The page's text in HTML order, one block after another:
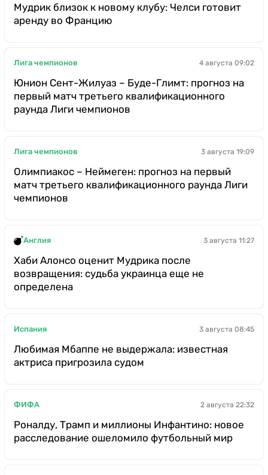
Мудрик близок к новому клубу: Челси готовит
аренду во Францию
Лига чемпионов 4 августа 09:02
Юнион Сент-Жилуаз – Буде-Глимт: прогноз на
первый матч третьего квалификационного
раунда Лиги чемпионов
Лига чемпионов 3 августа 19:09
Олимпиакос – Неймеген: прогноз на первый
матч третьего квалификационного раунда Лиги
чемпионов
Англия 3 августа 11:27
Хаби Алонсо оценит Мудрика после
возвращения: судьба украинца еще не
определена
Испания 3 августа 08:45
Любимая Мбаппе не выдержала: известная
актриса пригрозила судом
ФИФА 2 августа 22:32
Роналду, Трамп и миллионы Инфантино: новое
расследование ошеломило футбольный мир